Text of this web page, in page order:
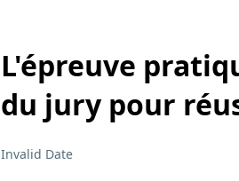
L'épreuve
du jury pour
Invalid Date